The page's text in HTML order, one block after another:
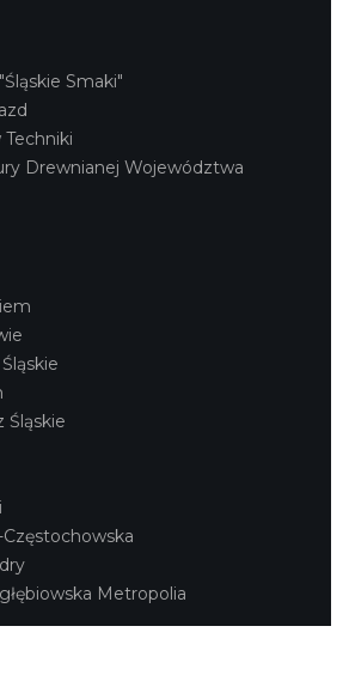
Smaki"
Drewnianej Województwa
Śląskie
Metropolia